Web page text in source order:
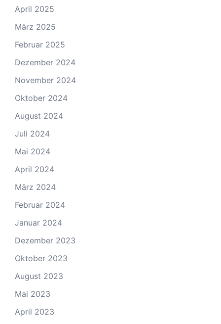
April 2025
März 2025
Februar 2025
Dezember 2024
November 2024
Oktober 2024
August 2024
Juli 2024
Mai 2024
April 2024
März 2024
Februar 2024
Januar 2024
Dezember 2023
Oktober 2023
August 2023
Mai 2023
April 2023